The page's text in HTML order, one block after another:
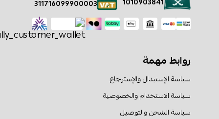
311716099900003
روابط مهمة
سياسة الإستبدال والإسترجاع
سياسة الاستخدام والخصوصية
سياسة الشحن والتوصيل